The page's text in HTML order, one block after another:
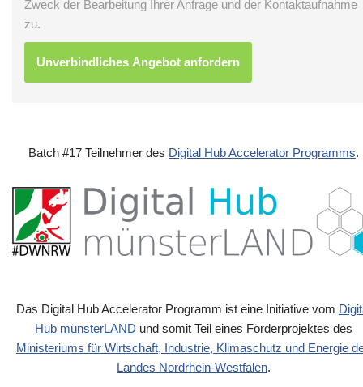
Zweck der Bearbeitung Ihrer Anfrage und der Kontaktaufnahme
zu.
Batch #17 Teilnehmer des Digital Hub Accelerator Programms.
Das Digital Hub Accelerator Programm ist eine Initiative vom
Hub münsterLAND und somit Teil eines Förderprojektes des
Ministeriums für Wirtschaft, Industrie, Klimaschutz und Energie
Landes Nordrhein-Westfalen.